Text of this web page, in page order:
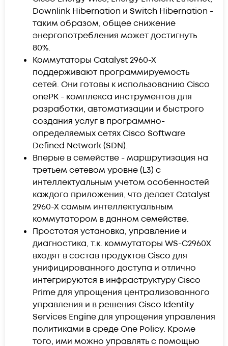
Downlink Hibernation и Switch Hibernation -
таким образом, общее снижение
энергопотребления может достигнуть
80%.
Коммутаторы Catalyst 2960-X
поддерживают программируемость
сетей. Они готовы к использованию Cisco
onePK - комплекса инструментов для
разработки, автоматизации и быстрого
создания услуг в программно-
определяемых сетях Cisco Software
Defined Network (SDN).
Вперые в семействе - маршрутизация на
третьем сетевом уровне (L3) с
интеллектуальным учетом особенностей
каждого приложения, что делает Catalyst
2960-X самым интеллектуальным
коммутатором в данном семействе.
Простотая установка, управление и
диагностика, т.к. коммутаторы WS-C2960X
входят в состав продуктов Cisco для
унифицированного доступа и отлично
интегрируются в инфраструктуру Cisco
Prime для упрощения централизованного
управления и в решения Cisco Identity
Services Engine для упрощения управления
политиками в среде One Policy. Кроме
того, ими можно управлять с помощью